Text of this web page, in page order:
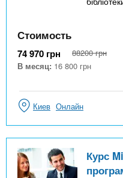
Стоимость
74 970 грн 88200 грн
В месяц: 16 800 грн
Киев Онлайн
Курс